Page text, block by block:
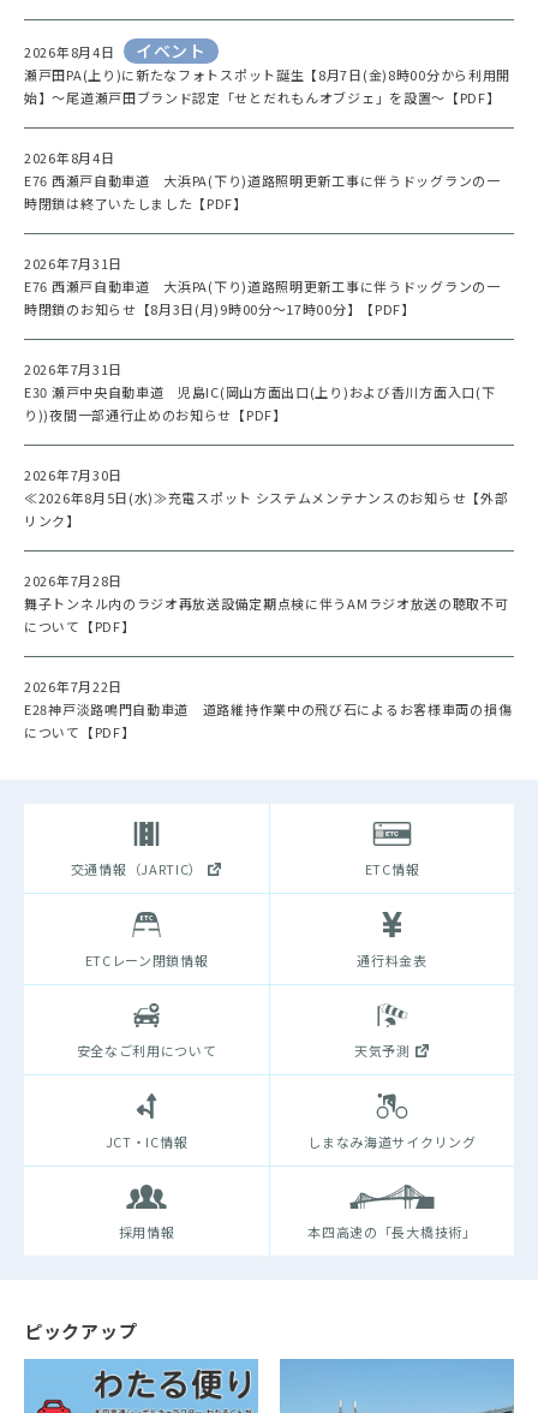
2026年8月4日 イベント
瀬戸田PA(上り)に新たなフォトスポット誕生【8月7日(金)8時00分から利用開
始】～尾道瀬戸田ブランド認定「せとだれもんオブジェ」を設置～【PDF】
2026年8月4日
E76 西瀬戸自動車道 大浜PA(下り)道路照明更新工事に伴うドッグランの一
時閉鎖は終了いたしました【PDF】
2026年7月31日
E76 西瀬戸自動車道 大浜PA(下り)道路照明更新工事に伴うドッグランの一
時閉鎖のお知らせ【8月3日(月)9時00分～17時00分】【PDF】
2026年7月31日
E30 瀬戸中央自動車道 児島IC(岡山方面出口(上り)および香川方面入口(下
り))夜間一部通行止めのお知らせ【PDF】
2026年7月30日
≪2026年8月5日(水)≫充電スポット システムメンテナンスのお知らせ【外部
リンク】
2026年7月28日
舞子トンネル内のラジオ再放送設備定期点検に伴うAMラジオ放送の聴取不可
について【PDF】
2026年7月22日
E28神戸淡路鳴門自動車道 道路維持作業中の飛び石によるお客様車両の損傷
について【PDF】
交通情報（JARTIC） ETC情報
ETCレーン閉鎖情報 通行料金表
安全なご利用について 天気予測
JCT・IC情報 しまなみ海道サイクリング
採用情報 本四高速の「長大橋技術」
ピックアップ